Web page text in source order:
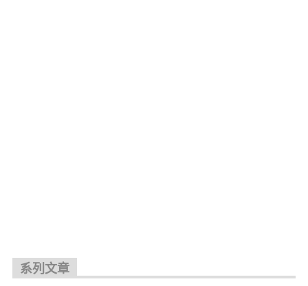
系列文章